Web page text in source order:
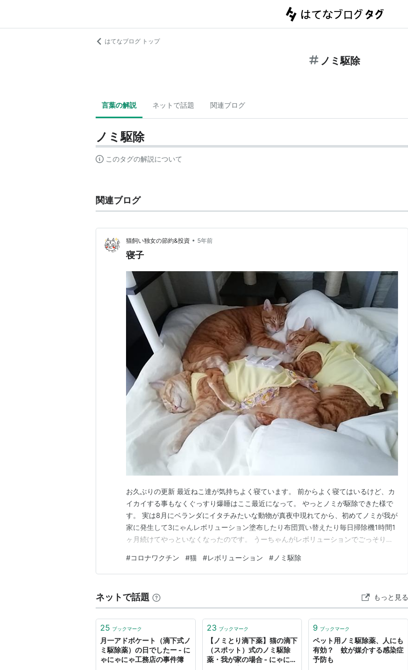
はてなブログ トップ
ノミ駆除
言葉の解説 ネットで話題 関連ブログ
ノミ駆除
このタグの解説について
関連ブログ
猫飼い独女の節約&投資 • 5年前
寝子
お久ぶりの更新 最近ねこ達が気持ちよく寝ています。 前からよく寝てはいるけど、カ
イカイする事もなくぐっすり爆睡はここ最近になって。 やっとノミが駆除できた様で
す。 実は8月にベランダにイタチみたいな動物が真夜中現れてから、初めてノミが我が
家に発生して3にゃんレボリューション塗布したり布団買い替えたり毎日掃除機1時間1
ヶ月続けてやっといなくなったのです。 うーちゃんがレボリューションでごっそり脱
除。 本当はベッドもかえるつもりで購入したけど不良品が届いたので返品して、前の
モノを毎日掃除機＆コロコロでお掃除。 仕事しなが…
#コロナワクチン #猫 #レボリューション # ノミ駆除
ネットで話題 もっと見る
25 ブックマーク
月一アドボケート（滴下式ノ
ミ駆除薬）の日でしたー - に
ゃにゃにゃ工務店の事件簿
23 ブックマーク
【ノミとり滴下薬】猫の滴下
（スポット）式のノミ駆除
薬・我が家の場合 - にゃにゃ
9 ブックマーク
ペット用ノミ駆除薬、人にも
有効？ 蚊が媒介する感染症
予防も